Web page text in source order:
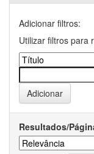
Adicionar filtros:
Utilizar filtros para
Resultados/